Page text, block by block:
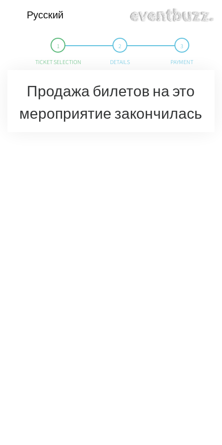
Русский
TICKET SELECTION DETAILS PAYMENT
Продажа билетов на это
мероприятие закончилась